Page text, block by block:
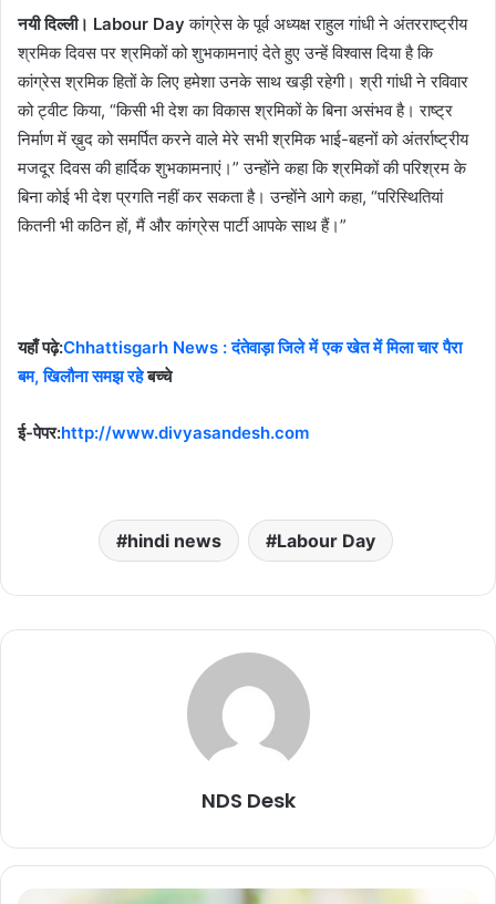
नयी दिल्ली। Labour Day कांग्रेस के पूर्व अध्यक्ष राहुल गांधी ने अंतरराष्ट्रीय
श्रमिक दिवस पर श्रमिकों को शुभकामनाएं देते हुए उन्हें विश्वास दिया है कि
कांग्रेस श्रमिक हितों के लिए हमेशा उनके साथ खड़ी रहेगी। श्री गांधी ने रविवार
को ट्वीट किया, “किसी भी देश का विकास श्रमिकों के बिना असंभव है। राष्ट्र
निर्माण में ख़ुद को समर्पित करने वाले मेरे सभी श्रमिक भाई-बहनों को अंतर्राष्ट्रीय
मजदूर दिवस की हार्दिक शुभकामनाएं।” उन्होंने कहा कि श्रमिकों की परिश्रम के
बिना कोई भी देश प्रगति नहीं कर सकता है। उन्होंने आगे कहा, “परिस्थितियां
कितनी भी कठिन हों, मैं और कांग्रेस पार्टी आपके साथ हैं।”
यहाँ पढ़े:Chhattisgarh News : दंतेवाड़ा जिले में एक खेत में मिला चार पैरा
बम, खिलौना समझ रहेबच्चे
ई-पेपर:http://www.divyasandesh.com
hindi news Labour Day
NDS Desk